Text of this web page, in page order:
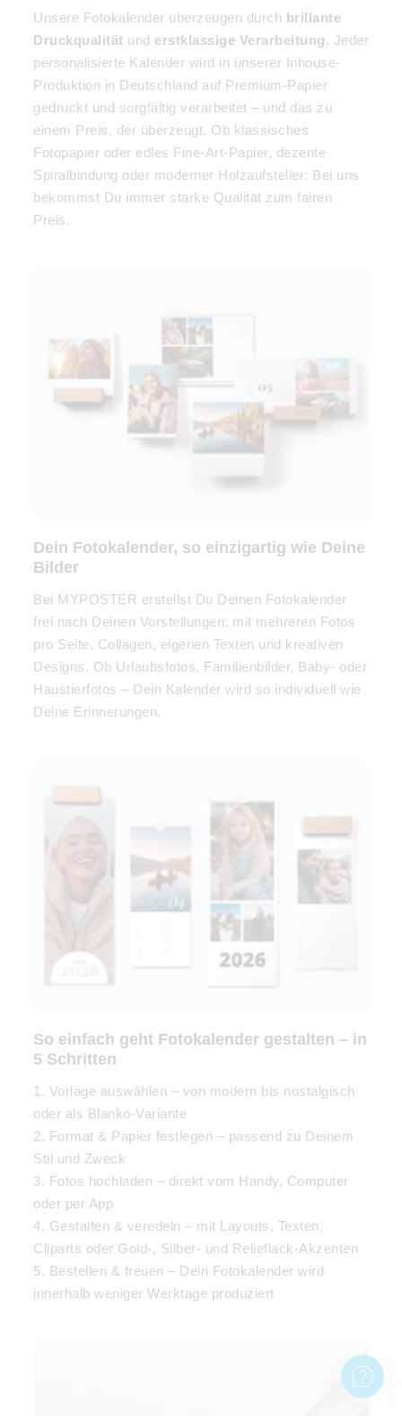
Unsere Fotokalender überzeugen durch brillante
Druckqualität und erstklassige Verarbeitung. Jeder
personalisierte Kalender wird in unserer Inhouse-
Produktion in Deutschland auf Premium-Papier
gedruckt und sorgfältig verarbeitet – und das zu
einem Preis, der überzeugt. Ob klassisches
Fotopapier oder edles Fine-Art-Papier, dezente
Spiralbindung oder moderner Holzaufsteller: Bei uns
bekommst Du immer starke Qualität zum fairen
Preis.
Dein Fotokalender, so einzigartig wie Deine
Bilder
Bei MYPOSTER erstellst Du Deinen Fotokalender
frei nach Deinen Vorstellungen: mit mehreren Fotos
pro Seite, Collagen, eigenen Texten und kreativen
Designs. Ob Urlaubsfotos, Familienbilder, Baby- oder
Haustierfotos – Dein Kalender wird so individuell wie
Deine Erinnerungen.
So einfach geht Fotokalender gestalten – in
5 Schritten
1. Vorlage auswählen – von modern bis nostalgisch
oder als Blanko-Variante
2. Format & Papier festlegen – passend zu Deinem
Stil und Zweck
3. Fotos hochladen – direkt vom Handy, Computer
oder per App
4. Gestalten & veredeln – mit Layouts, Texten,
Cliparts oder Gold-, Silber- und Relieflack-Akzenten
5. Bestellen & freuen – Dein Fotokalender wird
innerhalb weniger Werktage produziert